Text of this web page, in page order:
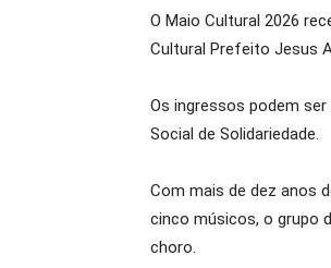
O Maio Cultural 2026
Cultural Prefeito Jesus
Os ingressos podem
Social de Solidariedade.
Com mais de dez anos
cinco músicos, o grupo
choro.